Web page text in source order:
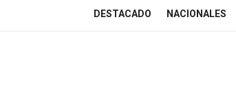
DESTACADO NACIONALES